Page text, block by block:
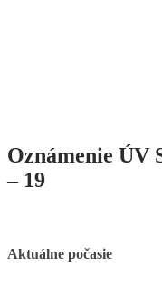
Oznámenie ÚV
– 19
Aktuálne počasie